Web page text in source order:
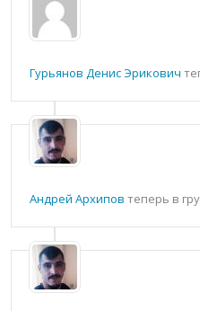
Гурьянов Денис Эрикович
Андрей Архипов теперь в